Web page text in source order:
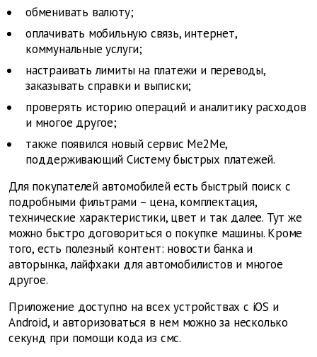
обменивать валюту;
оплачивать мобильную связь, интернет,
коммунальные услуги;
настраивать лимиты на платежи и переводы,
заказывать справки и выписки;
проверять историю операций и аналитику расходов
и многое другое;
также появился новый сервис Me2Me,
поддерживающий Систему быстрых платежей.
Для покупателей автомобилей есть быстрый поиск с
подробными фильтрами – цена, комплектация,
технические характеристики, цвет и так далее. Тут же
можно быстро договориться о покупке машины. Кроме
того, есть полезный контент: новости банка и
авторынка, лайфхаки для автомобилистов и многое
другое.
Приложение доступно на всех устройствах с iOS и
Android, и авторизоваться в нем можно за несколько
секунд при помощи кода из смс.